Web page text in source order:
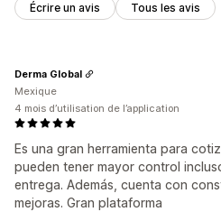
Écrire un avis Tous les avis
Es una gran herramienta para
pueden tener mayor control
entrega. Además, cuenta con
mejoras. Gran plataforma
Derma Global
Mexique
4 mois d’utilisation de l’application